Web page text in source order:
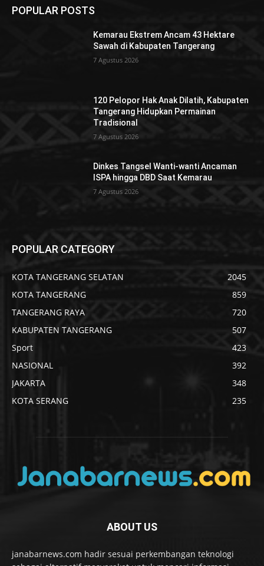
POPULAR POSTS
Kemarau Ekstrem Ancam 43 Hektare
Sawah di Kabupaten Tangerang
7 Agustus 2026
120 Pelopor Hak Anak Dilatih, Kabupaten
Tangerang Hidupkan Permainan
Tradisional
7 Agustus 2026
Dinkes Tangsel Wanti-wanti Ancaman
ISPA hingga DBD Saat Kemarau
7 Agustus 2026
POPULAR CATEGORY
KOTA TANGERANG SELATAN
2045
KOTA TANGERANG
859
TANGERANG RAYA
720
KABUPATEN TANGERANG
507
Sport
423
NASIONAL
392
JAKARTA
348
KOTA SERANG
235
ABOUT US
janabarnews.com hadir sesuai perkembangan teknologi